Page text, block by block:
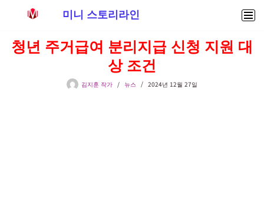
텐
미니 스토리라인
청년 주거급여 분리지급 신청 지원 대
상 조건
김지훈 작가 뉴스 2024년 12월 27일